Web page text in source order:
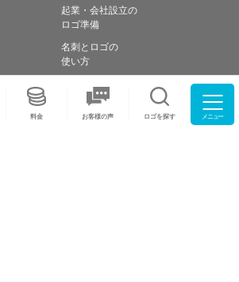
料金 お客様の声 ロゴを探す メニュー
起業・会社設立の
ロゴ準備
名刺とロゴの
使い方
税理士・士業の